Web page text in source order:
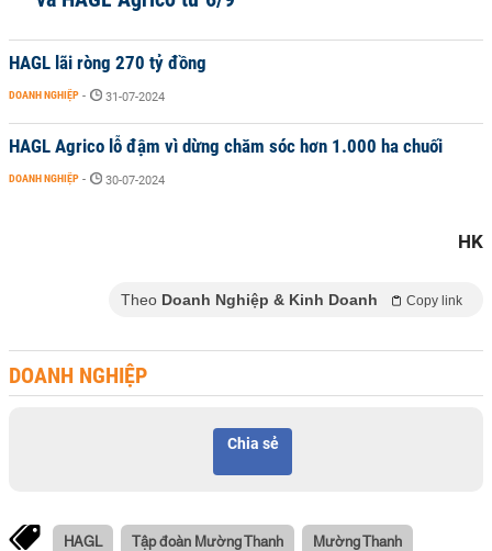
HAGL lãi ròng 270 tỷ đồng
DOANH NGHIỆP - 31-07-2024
HAGL Agrico lỗ đậm vì dừng chăm sóc hơn 1.000 ha chuối
DOANH NGHIỆP - 30-07-2024
HK
Theo Doanh Nghiệp & Kinh Doanh Copy link
DOANH NGHIỆP
Chia sẻ
HAGL Tập đoàn Mường Thanh Mường Thanh